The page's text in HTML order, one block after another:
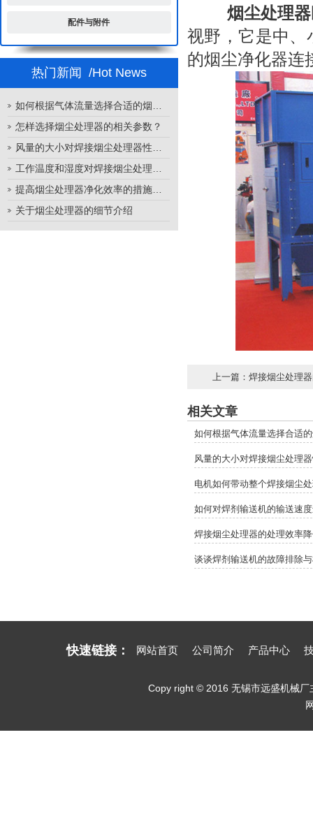
配件与附件
热门新闻 /Hot News
怎样选择烟尘处理器的相关参数？
关于烟尘处理器的细节介绍
烟尘处理器
视野，它是中、
的烟尘净化器连
上一篇： 焊接烟尘处理
相关文章
如何根据气体流量选择合适
风量的大小对焊接烟尘处理
电机如何带动整个焊接烟尘
如何对焊剂输送机的输送速
焊接烟尘处理器的处理效率
谈谈焊剂输送机的故障排除
快速链接： 网站首页 公司简介 产品中心
Copy right © 2016 无锡市远盛机械